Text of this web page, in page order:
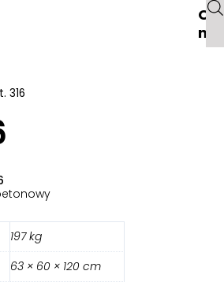
O
316
197 kg
63 × 60 × 120 cm